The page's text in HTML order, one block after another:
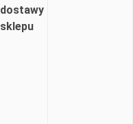
dostawy
sklepu